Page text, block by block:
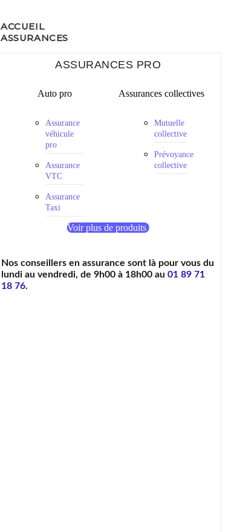
ACCUEIL
ASSURANCES
ASSURANCES PRO
Auto pro
Assurance
véhicule
pro
Assurance
VTC
Assurance
Taxi
Assurances collectives
Mutuelle
collective
Prévoyance
collective
Voir plus de produits
Nos conseillers en assurance sont là pour vous du
lundi au vendredi, de 9h00 à 18h00 au 01 89 71
18 76.